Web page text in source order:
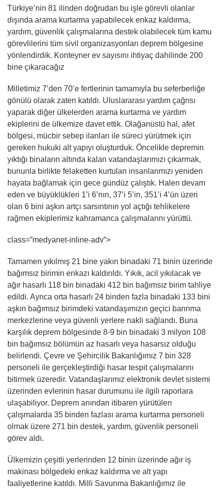
Türkiye’nin 81 ilinden doğrudan bu işle görevli olanlar
dışında arama kurtarma yapabilecek enkaz kaldırma,
yardım, güvenlik çalışmalarına destek olabilecek tüm kamu
görevlilerini tüm sivil organizasyonları deprem bölgesine
yönlendirdik. Konteyner ev sayısını ihtiyaç dahilinde 200
bine çıkaracağız
Milletimiz 7’den 70’e fertlerinin tamamıyla bu seferberliğe
gönülü olarak zaten katıldı. Uluslararası yardım çağrısı
yaparak diğer ülkelerden arama kurtarma ve yardım
ekiplerini de ülkemize davet ettik. Olağanüstü hal, afet
bölgesi, mücbir sebep ilanları ile süreci yürütmek için
gereken hukuki alt yapıyı oluşturduk. Öncelikle depremin
yıktığı binaların altında kalan vatandaşlarımızı çıkarmak,
bununla birlikte felaketten kurtulan insanlarımızı yeniden
hayata bağlamak için gece gündüz çalıştık. Halen devam
eden ve büyüklükleri 1’i 6’nın, 37’i 5’in, 351’i 4’ün üzeri
olan 6 bini aşkın artçı sarsıntının yol açtığı tehlikelere
rağmen ekiplerimiz kahramanca çalışmalarını yürüttü.
class=”medyanet-inline-adv”>
Tamamen yıkılmış 21 bine yakın binadaki 71 binin üzerinde
bağımsız birimin enkazı kaldırıldı. Yıkık, acil yıkılacak ve
ağır hasarlı 118 bin binadaki 412 bin bağımsız birim tahliye
edildi. Ayrıca orta hasarlı 24 binden fazla binadaki 133 bini
aşkın bağımsız birimdeki vatandaşımızın geçici barınma
merkezlerine veya güvenli yerlere nakli sağlandı. Buna
karşılık deprem bölgesinde 8-9 bin binadaki 3 milyon 108
bin bağımsız bölümün az hasarlı veya hasarsız olduğu
belirlendi. Çevre ve Şehircilik Bakanlığımız 7 bin 328
personeli ile gerçekleştirdiği hasar tespit çalışmalarını
bitirmek üzeredir. Vatandaşlarımız elektronik devlet sistemi
üzerinden evlerinin hasar durumunu ile ilgili raporlara
ulaşabiliyor. Deprem anından itibaren yürütülen
çalışmalarda 35 binden fazlası arama kurtarma personeli
olmak üzere 271 bin destek, yardım, güvenlik personeli
görev aldı.
Ülkemizin çeşitli yerlerinden 12 binin üzerinde ağır iş
makinası bölgedeki enkaz kaldırma ve alt yapı
faaliyetlerine katıldı. Milli Savunma Bakanlığımız ile